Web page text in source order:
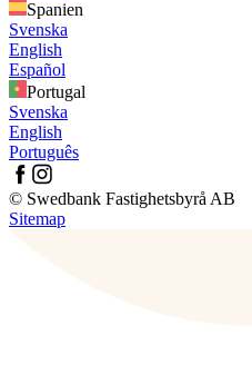
Spanien
Svenska
English
Español
Portugal
Svenska
English
Português
© Swedbank Fastighetsbyrå AB
Sitemap